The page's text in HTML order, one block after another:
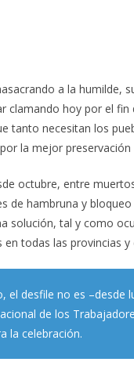
a la humilde,
clamando hoy por el
tanto necesitan los
la mejor
octubre, entre
de hambruna y
solución, tal y como
todas las provincias
el desfile no es –desde
de los
la celebración.